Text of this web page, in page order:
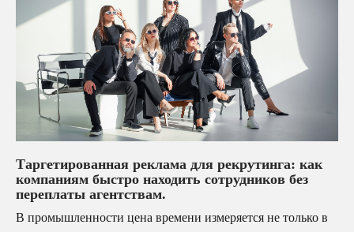
Таргетированная реклама для рекрутинга: как
компаниям быстро находить сотрудников без
переплаты агентствам.
В промышленности цена времени измеряется не только в